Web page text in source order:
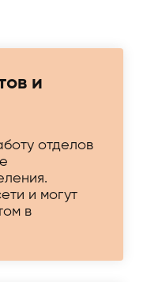
и
отделов
и могут
в